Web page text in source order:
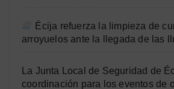
Écija refuerza la limpieza de
arroyuelos ante la llegada de las
La Junta Local de Seguridad de
coordinación para los eventos de